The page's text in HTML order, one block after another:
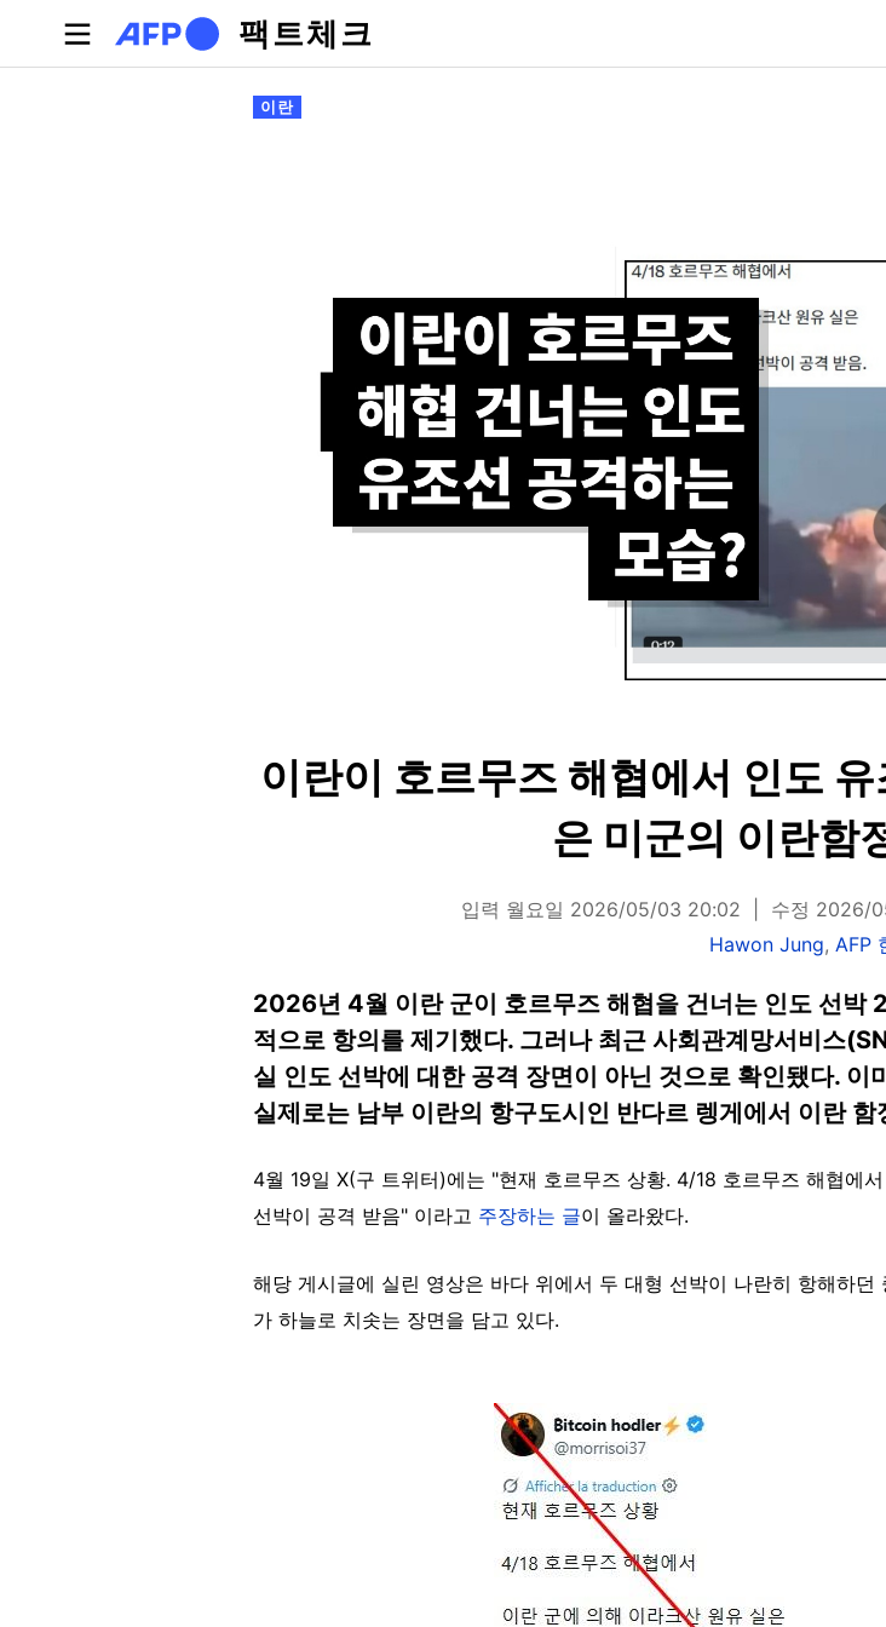
주요 콘텐츠로 건너뛰기
팩트체크
기본탭 이란
이란이 호르무즈 해협에서 인도
은 미군의 이란함
입력 월요일 2026/05/03 20:02 수정 2026/
Hawon Jung, AFP
2026년 4월 이란 군이 호르무즈 해협을 건너는 인도 선박
적으로 항의를 제기했다. 그러나 최근 사회관계망서비스
실 인도 선박에 대한 공격 장면이 아닌 것으로 확인됐다.
실제로는 남부 이란의 항구도시인 반다르 렝게에서 이란
4월 19일 X(구 트위터)에는 "현재 호르무즈 상황. 4/18 호르무즈 해협에
선박이 공격 받음" 이라고 주장하는 글이 올라왔다.
해당 게시글에 실린 영상은 바다 위에서 두 대형 선박이 나란히 항해하
가 하늘로 치솟는 장면을 담고 있다.